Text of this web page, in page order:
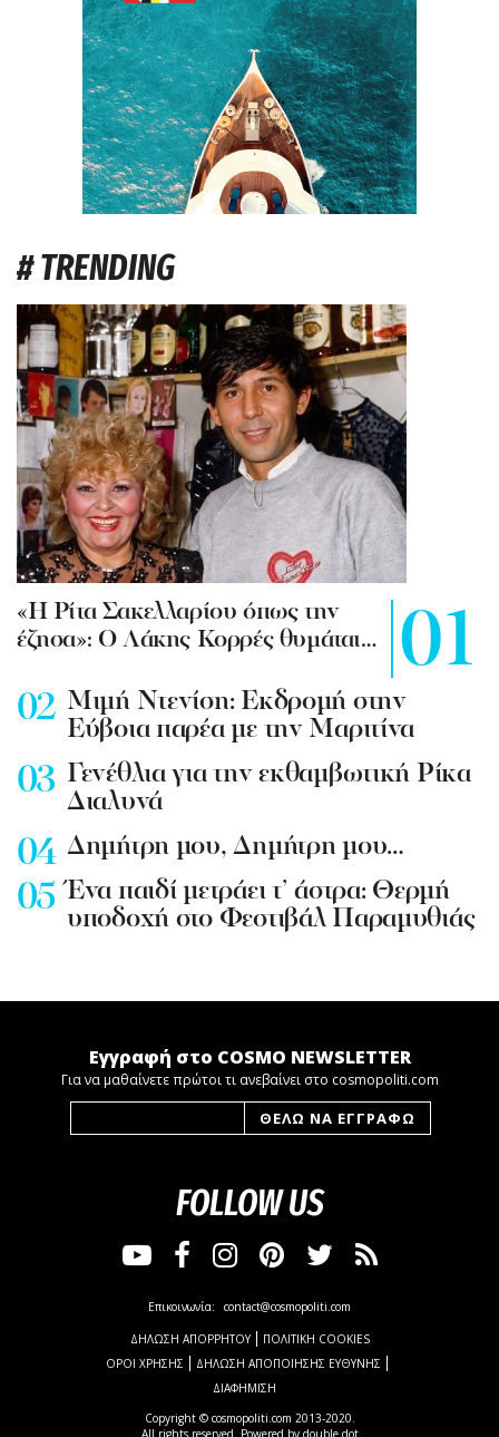
# TRENDING
«Η Ρίτα Σακελλαρίου όπως την
έζησα»: Ο Λάκης Κορρές θυμάται…
Mιμή Ντενίση: Εκδρομή στην
Εύβοια παρέα με την Μαριτίνα
Γενέθλια για την εκθαμβωτική Ρίκα
Διαλυνά
Δημήτρη μου, Δημήτρη μου…
Ένα παιδί μετράει τ’ άστρα: Θερμή
υποδοχή στο Φεστιβάλ Παραμυθιάς
Εγγραφή στο COSMO NEWSLETTER
Για να μαθαίνετε πρώτοι τι ανεβαίνει στο cosmopoliti.com
FOLLOW US
Copyright © cosmopoliti.com 2013-2020.
All rights reserved. Powered by double dot
Επικοινωνία: contact@cosmopoliti.com
ΔΗΛΩΣΗ ΑΠΟΡΡΗΤΟΥ
ΠΟΛΙΤΙΚΗ COOKIES
ΟΡΟΙ ΧΡΗΣΗΣ
ΔΗΛΩΣΗ ΑΠΟΠΟΙΗΣΗΣ ΕΥΘΥΝΗΣ
ΔΙΑΦΗΜΙΣΗ